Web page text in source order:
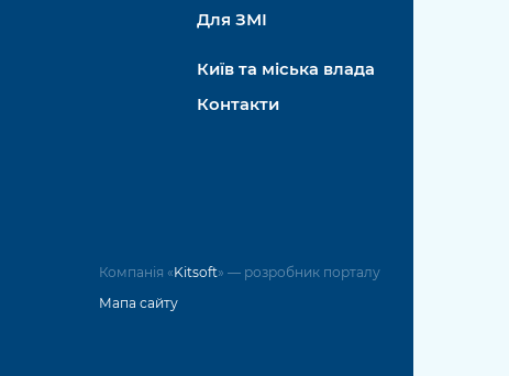
Для ЗМІ
Київ та міська влада
Контакти
Компанія «Kitsoft» — розробник порталу
Мапа сайту